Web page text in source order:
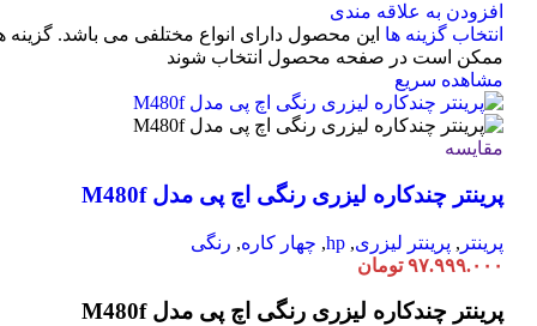
افزودن به علاقه مندی
انتخاب گزینه ها این محصول دارای انواع مختلفی می باشد. گزینه
ممکن است در صفحه محصول انتخاب شوند
مشاهده سریع
مقایسه
پرینتر چندکاره لیزری رنگی اچ پی مدل M480f
پرینتر , پرینتر لیزری,
hp
, چهار کاره, رنگی
۹۷.۹۹۹.۰۰۰ تومان
پرینتر چندکاره لیزری رنگی اچ پی مدل M480f